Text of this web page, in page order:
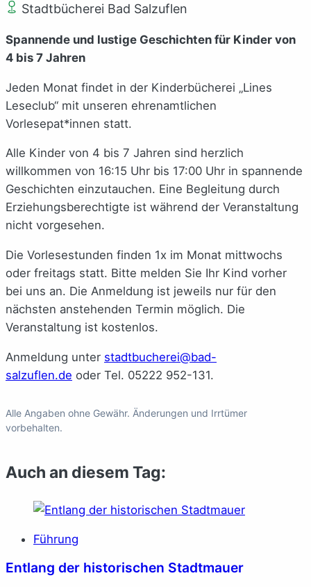
Stadtbücherei Bad Salzuflen
Spannende und lustige Geschichten für Kinder von
4 bis 7 Jahren
Jeden Monat findet in der Kinderbücherei „Lines
Leseclub“ mit unseren ehrenamtlichen
Vorlesepat*innen statt.
Alle Kinder von 4 bis 7 Jahren sind herzlich
willkommen von 16:15 Uhr bis 17:00 Uhr in spannende
Geschichten einzutauchen. Eine Begleitung durch
Erziehungsberechtigte ist während der Veranstaltung
nicht vorgesehen.
Die Vorlesestunden finden 1x im Monat mittwochs
oder freitags statt. Bitte melden Sie Ihr Kind vorher
bei uns an. Die Anmeldung ist jeweils nur für den
nächsten anstehenden Termin möglich. Die
Veranstaltung ist kostenlos.
Anmeldung unter stadtbucherei@bad-
salzuflen.de oder Tel. 05222 952-131.
Alle Angaben ohne Gewähr. Änderungen und Irrtümer
vorbehalten.
Auch an diesem Tag:
Führung
Entlang der historischen Stadtmauer